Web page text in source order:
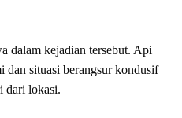
dalam kejadian tersebut. Api
dan situasi berangsur kondusif
dari lokasi.